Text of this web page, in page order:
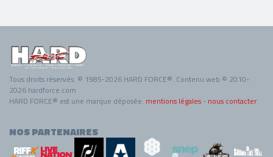
Tous droits réservés. © 1985-2026 HARD FORCE®. Contenu web © 2010-
2026 hardforce.com
HARD FORCE® est une marque déposée. mentions légales - nous contacter
NOS PARTENAIRES